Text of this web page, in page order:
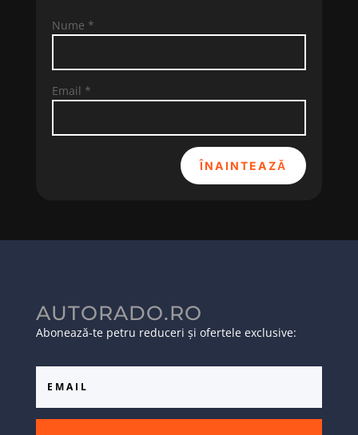
Nume *
Email *
ÎNAINTEAZĂ
AUTORADO.RO
Abonează-te petru reduceri și ofertele exclusive: